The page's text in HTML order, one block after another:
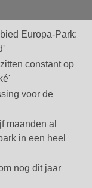
Europa-Park:
constant op
voor de
maanden al
in een heel
nog dit jaar